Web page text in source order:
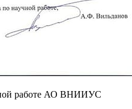
работе АО ВНИИУС